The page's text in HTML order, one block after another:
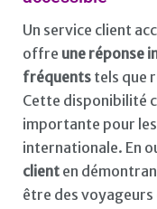
Un service client
offre une réponse
fréquents tels que
Cette disponibilité
importante pour
internationale. En
client en
être des voyageurs